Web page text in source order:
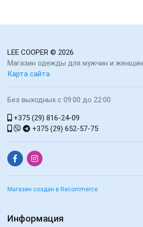
LEE COOPER © 2026
Магазин одежды для мужчин и женщин
Карта сайта
Без выходных с 09:00 до 22:00
+375 (29) 816-24-09
+375 (29) 652-57-75
Магазин создан в Recommerce
Информация